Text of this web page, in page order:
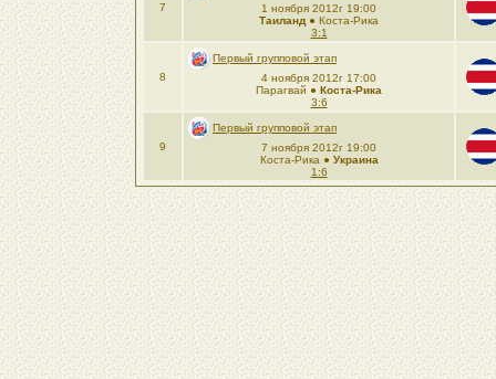
7
1 ноября 2012г 19:00
Таиланд ● Коста-Рика
3:1
8
Первый групповой этап
4 ноября 2012г 17:00
Парагвай ● Коста-Рика
3:6
9
Первый групповой этап
7 ноября 2012г 19:00
Коста-Рика ● Украина
1:6